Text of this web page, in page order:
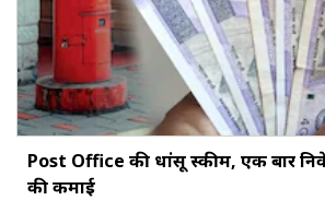
Post Office की धांसू स्कीम, एक बार
की कमाई